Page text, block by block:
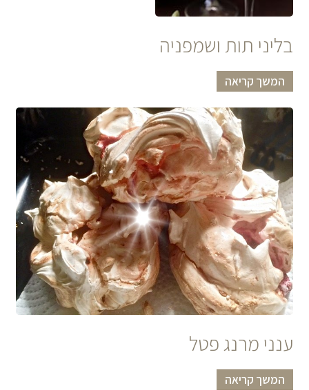
בליני תות ושמפניה
המשך קריאה
ענני מרנג פטל
המשך קריאה